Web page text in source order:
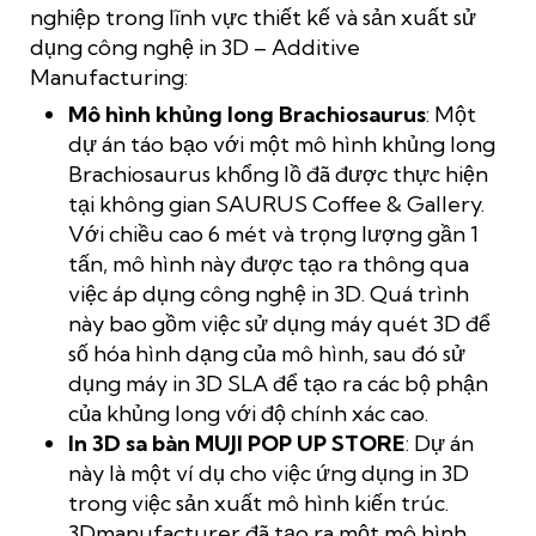
nghiệp trong lĩnh vực thiết kế và sản xuất sử
dụng công nghệ in 3D – Additive
Manufacturing:
Mô hình khủng long Brachiosaurus: Một
dự án táo bạo với một mô hình khủng long
Brachiosaurus khổng lồ đã được thực hiện
tại không gian SAURUS Coffee & Gallery.
Với chiều cao 6 mét và trọng lượng gần 1
tấn, mô hình này được tạo ra thông qua
việc áp dụng công nghệ in 3D. Quá trình
này bao gồm việc sử dụng máy quét 3D để
số hóa hình dạng của mô hình, sau đó sử
dụng máy in 3D SLA để tạo ra các bộ phận
của khủng long với độ chính xác cao.
In 3D sa bàn MUJI POP UP STORE: Dự án
này là một ví dụ cho việc ứng dụng in 3D
trong việc sản xuất mô hình kiến trúc.